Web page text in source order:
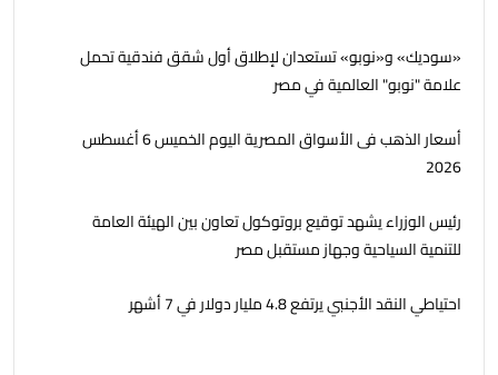
«سوديك» و«نوبو» تستعدان لإطلاق أول شقق فندقية تحمل
علامة "نوبو" العالمية في مصر
أسعار الذهب فى الأسواق المصرية اليوم الخميس 6 أغسطس
2026
رئيس الوزراء يشهد توقيع بروتوكول تعاون بين الهيئة العامة
للتنمية السياحية وجهاز مستقبل مصر
احتياطي النقد الأجنبي يرتفع 4.8 مليار دولار في 7 أشهر